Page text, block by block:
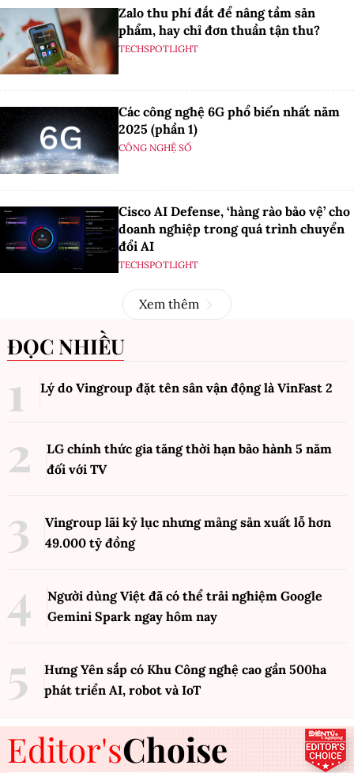
Zalo thu phí đắt để nâng tầm sản
phẩm, hay chỉ đơn thuần tận thu?
TECHSPOTLIGHT
Các công nghệ 6G phổ biến nhất năm
2025 (phần 1)
CÔNG NGHỆ SỐ
Cisco AI Defense, ‘hàng rào bảo vệ’ cho
doanh nghiệp trong quá trình chuyển
đổi AI
TECHSPOTLIGHT
Xem thêm
ĐỌC NHIỀU
Lý do Vingroup đặt tên sân vận động là VinFast 2
LG chính thức gia tăng thời hạn bảo hành 5 năm
đối với TV
Vingroup lãi kỷ lục nhưng mảng sản xuất lỗ hơn
49.000 tỷ đồng
Người dùng Việt đã có thể trải nghiệm Google
Gemini Spark ngay hôm nay
Hưng Yên sắp có Khu Công nghệ cao gần 500ha
phát triển AI, robot và IoT
Editor'sChoise